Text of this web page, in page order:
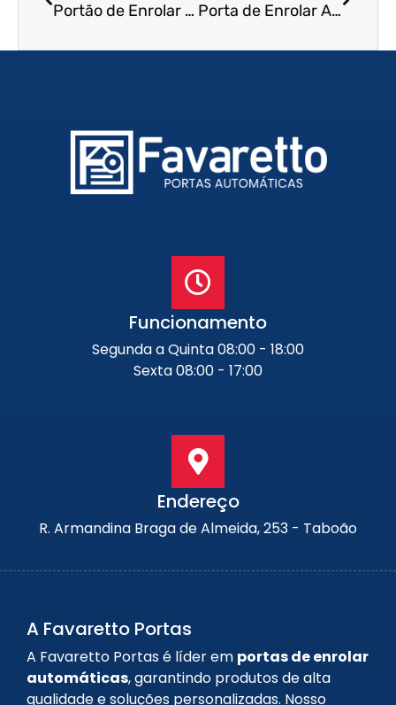
Portão de Enrolar Automático em Araras – SP Porta de Enrolar Automática em Itaquaquecetuba – SP
Funcionamento
Segunda a Quinta 08:00 - 18:00
Sexta 08:00 - 17:00
Endereço
R. Armandina Braga de Almeida, 253 - Taboão
A Favaretto Portas
A Favaretto Portas é líder em portas de enrolar
automáticas, garantindo produtos de alta
qualidade e soluções personalizadas. Nosso